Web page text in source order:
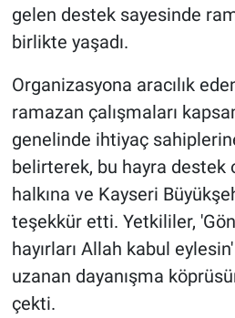
gelen destek sayesinde
birlikte yaşadı.
Organizasyona aracılık
ramazan çalışmaları
genelinde ihtiyaç
belirterek, bu hayra destek
halkına ve Kayseri
teşekkür etti. Yetkililer,
hayırları Allah kabul
uzanan dayanışma
çekti.